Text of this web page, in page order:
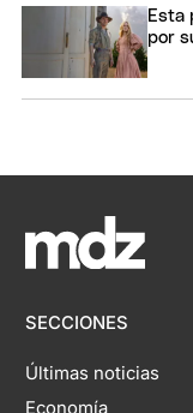
Esta
por
SECCIONES
Últimas noticias
Economía